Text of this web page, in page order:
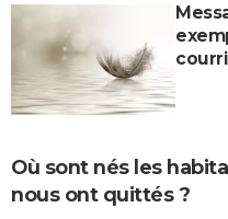
Où sont nés les
nous ont quittés ?